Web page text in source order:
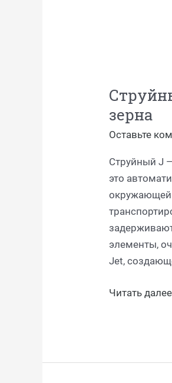
зерна
Оставьте
Струйный J
это
окружающей
элементы,
Jet,
Читать